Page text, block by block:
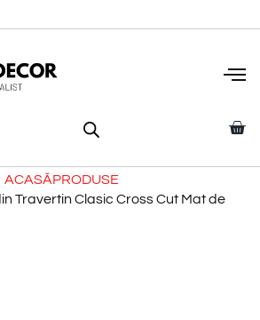
ACASĂPRODUSE
Travertin Clasic Cross Cut Mat de